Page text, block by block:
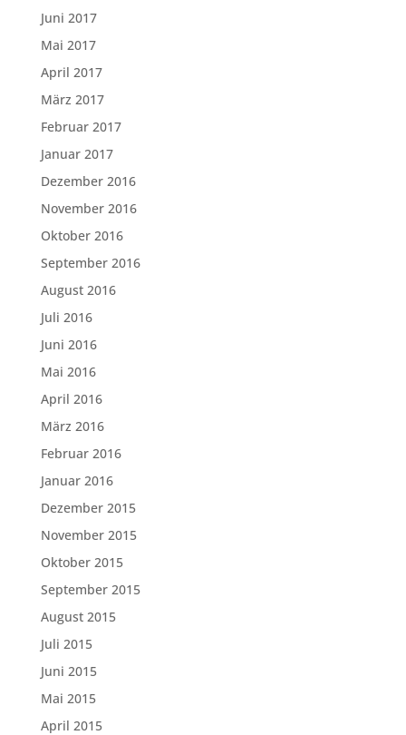
Juni 2017
Mai 2017
April 2017
März 2017
Februar 2017
Januar 2017
Dezember 2016
November 2016
Oktober 2016
September 2016
August 2016
Juli 2016
Juni 2016
Mai 2016
April 2016
März 2016
Februar 2016
Januar 2016
Dezember 2015
November 2015
Oktober 2015
September 2015
August 2015
Juli 2015
Juni 2015
Mai 2015
April 2015